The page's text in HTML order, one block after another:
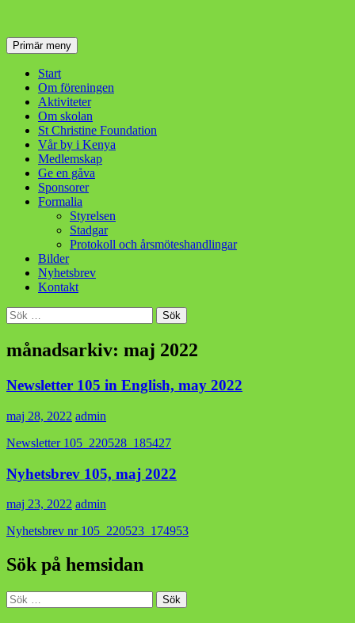
SökPrimär meny Hoppa
till
Start
Om föreningen
Aktiviteter
Om skolan
St Christine Foundation
Vår by i Kenya
Medlemskap
Ge en gåva
Sponsorer
Formalia
Styrelsen
Stadgar
Protokoll och årsmöteshandlingar
Bilder
Nyhetsbrev
Kontakt
Sök
efter:
månadsarkiv: maj 2022
Newsletter 105 in English, may 2022
maj 28, 2022 admin
Newsletter 105_220528_185427
Nyhetsbrev 105, maj 2022
maj 23, 2022 admin
Nyhetsbrev nr 105_220523_174953
Sök på hemsidan
Sök
efter: